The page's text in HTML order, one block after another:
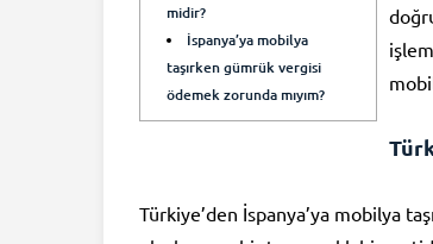
midir?
İspanya’ya mobilya
taşırken gümrük vergisi
ödemek zorunda mıyım?
Türkiye’den İspanya’ya mobilya